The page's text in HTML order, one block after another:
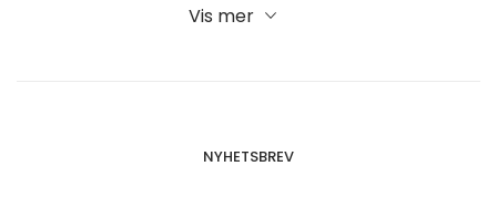
Vis mer
NYHETSBREV